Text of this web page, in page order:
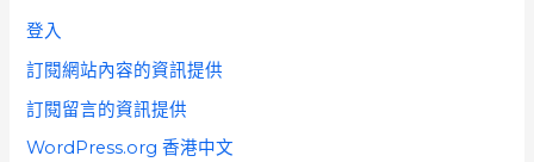
登入
訂閱網站內容的資訊提供
訂閱留言的資訊提供
WordPress.org 香港中文